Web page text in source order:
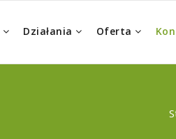
Działania Oferta